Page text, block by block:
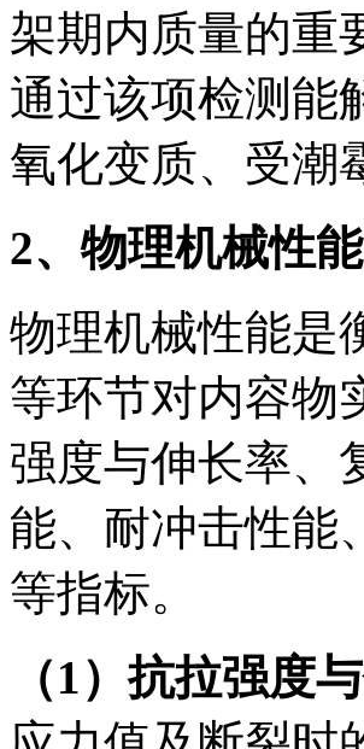
架期内质量的重
通过该项检测能
氧化变质、受潮
2、物理机械性能
物理机械性能是
等环节对内容物
强度与伸长率、
能、耐冲击性能
等指标。
（1）抗拉强度